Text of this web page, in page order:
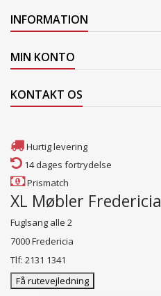
INFORMATION
MIN KONTO
KONTAKT OS
Hurtig levering
14 dages fortrydelse
Prismatch
XL Møbler Fredericia
Fuglsang alle 2
7000 Fredericia
Tlf: 2131 1341
Få rutevejledning